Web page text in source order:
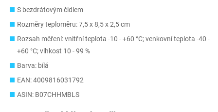
S bezdrátovým čidlem
Rozměry teploměru: 7,5 x 8,5 x 2,5 cm
Rozsah měření: vnitřní teplota -10 - +60 °C; venkovní teplota -40 -
+60 °C; vlhkost 10 - 99 %
Barva: bílá
EAN: 4009816031792
ASIN: B07CHHMBLS